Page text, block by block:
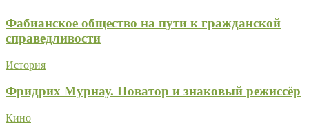
Фабианское общество на пути к гражданской
справедливости
История
Фридрих Мурнау. Новатор и знаковый режиссёр
Кино